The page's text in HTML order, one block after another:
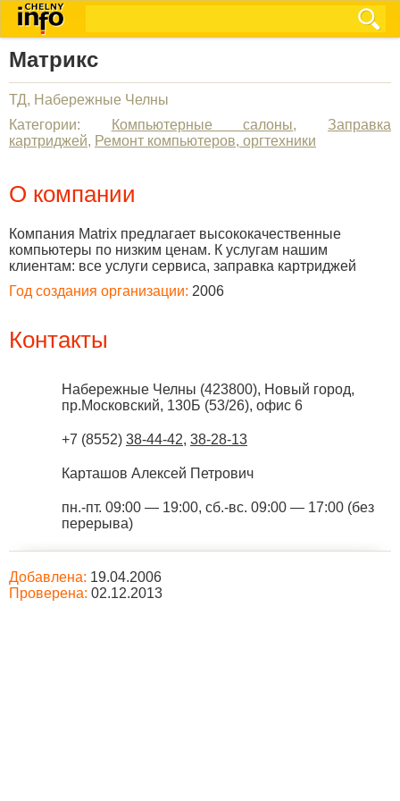
Матрикс
ТД, Набережные Челны
Категории:
Компьютерные салоны, Заправка
картриджей, Ремонт компьютеров, оргтехники
О компании
Компания Matrix предлагает высококачественные
компьютеры по низким ценам. К услугам нашим
клиентам: все услуги сервиса, заправка картриджей
Год создания организации: 2006
Контакты
Набережные Челны (423800), Новый город,
пр.Московский, 130Б (53/26), офис 6
+7 (8552) 38-44-42, 38-28-13
Карташов Алексей Петрович
пн.-пт. 09:00 — 19:00, сб.-вс. 09:00 — 17:00 (без
перерыва)
Добавлена: 19.04.2006
Проверена: 02.12.2013